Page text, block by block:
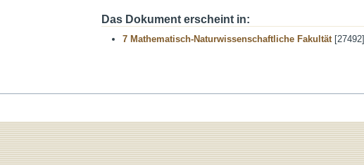
Das Dokument erscheint in:
7 Mathematisch-Naturwissenschaftliche Fakultät[27492]